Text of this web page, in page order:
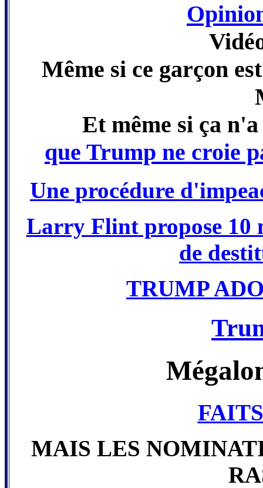
Même si ce garçon
Et même si ça
que Trump ne croie
Une procédure
Larry Flint propose 10
de
TRUMP
MAIS LES